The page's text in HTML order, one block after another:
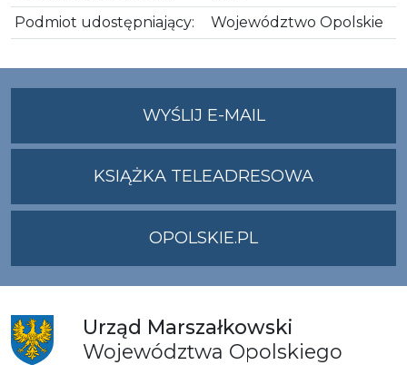
Podmiot udostępniający:
Województwo Opolskie
WYŚLIJ E-MAILNA
ADRES
KSIĄŻKA TELEADRESOWA
OPOLSKIE.PL
Urząd Marszałkowski
Województwa Opolskiego